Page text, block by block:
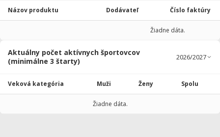
Názov produktu Dodávateľ Číslo faktúry
Žiadne dáta.
Aktuálny počet aktívnych športovcov
(minimálne 3 štarty)
Veková kategória Muži Ženy Spolu
Žiadne dáta.